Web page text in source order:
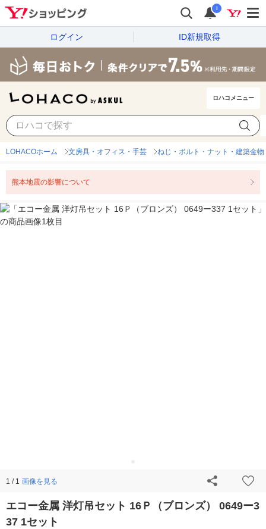
i
ログイン ID新規取得
ロハコメニュー
LOHACOホーム 文房具・オフィス・手芸 ねじ・ボルト・ナット・建築金物
熊本地震の影響について
1 / 1 画像を見る
エコー金属 洋灯吊セット 16Ｐ（ブロンズ） 0649ー3
37 1セット